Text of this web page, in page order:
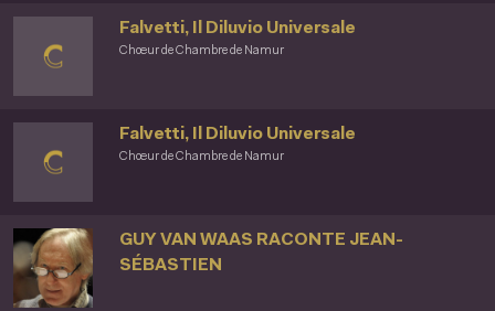
Chœur de Chambre de Namur
Falvetti, Il Diluvio Universale
Chœur de Chambre de Namur
Falvetti, Il Diluvio Universale
GUY VAN WAAS RACONTE JEAN-
SÉBASTIEN